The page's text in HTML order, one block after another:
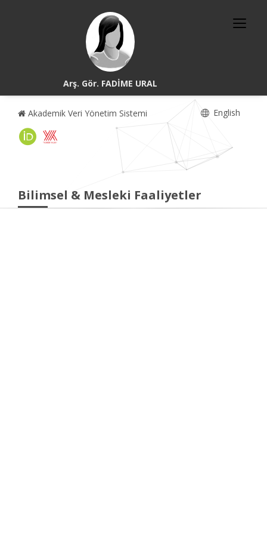
Arş. Gör. FADİME URAL
Akademik Veri Yönetim Sistemi English
Bilimsel & Mesleki Faaliyetler